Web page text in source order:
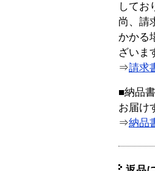
してお
尚、請
かかる
ざいま
⇒請求
■納品
お届け
⇒納品